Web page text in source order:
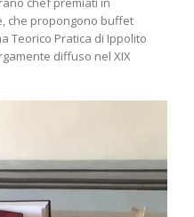
che propongono buffet
Teorico Pratica di Ippolito
diffuso nel XIX